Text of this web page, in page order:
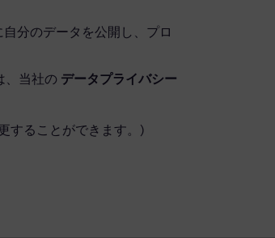
分のデータを公開し、プロ
、当社の データプライバシー
することができます。)